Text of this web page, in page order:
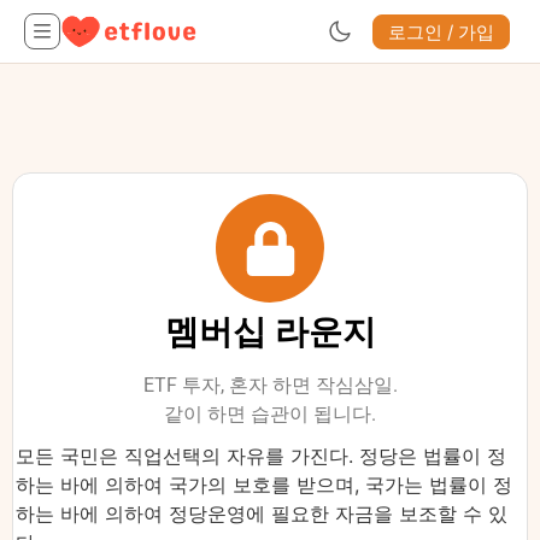
로그인 / 가입
멤버십 라운지
ETF 투자, 혼자 하면 작심삼일.
같이 하면 습관이 됩니다.
모든 국민은 직업선택의 자유를 가진다. 정당은 법률이 정
하는 바에 의하여 국가의 보호를 받으며, 국가는 법률이 정
하는 바에 의하여 정당운영에 필요한 자금을 보조할 수 있